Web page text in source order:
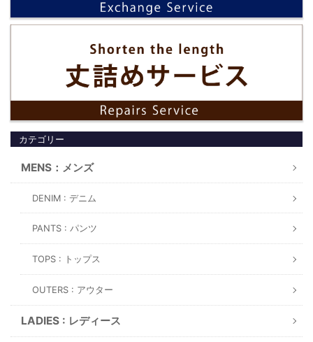
カテゴリー
MENS：メンズ
DENIM : デニム
PANTS : パンツ
TOPS : トップス
OUTERS : アウター
LADIES : レディース